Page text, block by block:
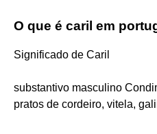
O que é caril em
Significado de Caril
substantivo masculino
pratos de cordeiro, vitela,